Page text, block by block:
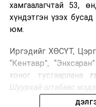
хамгаалагчтай 53,
хүндэтгэн үзэх
юм.
Иргэдийг ХӨСҮТ,
“Кентавр”,
хоног тусгаарлана